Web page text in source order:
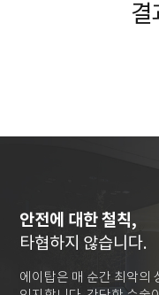
결
안전에 대한 철칙,
타협하지 않습니다.
에이탑은 매 순간 최악의